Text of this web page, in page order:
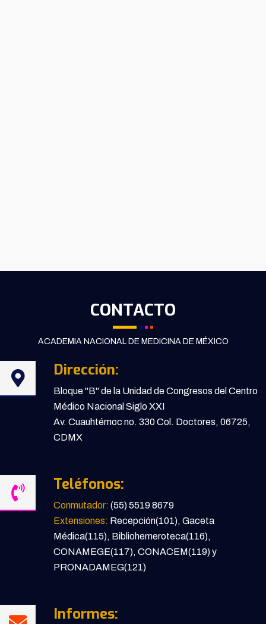
CONTACTO
ACADEMIA NACIONAL DE MEDICINA DE MÉXICO
Dirección:
Bloque "B" de la Unidad de Congresos del Centro
Médico Nacional Siglo XXI
Av. Cuauhtémoc no. 330 Col. Doctores, 06725,
CDMX
Teléfonos:
Conmutador: (55) 5519 8679
Extensiones: Recepción(101), Gaceta
Médica(115), Bibliohemeroteca(116),
CONAMEGE(117), CONACEM(119) y
PRONADAMEG(121)
Informes: